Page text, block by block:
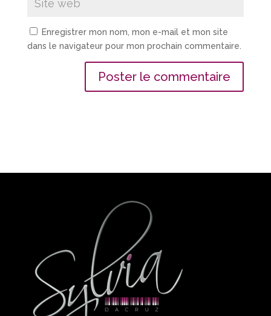
Enregistrer mon nom, mon e-mail et mon site
dans le navigateur pour mon prochain commentaire.